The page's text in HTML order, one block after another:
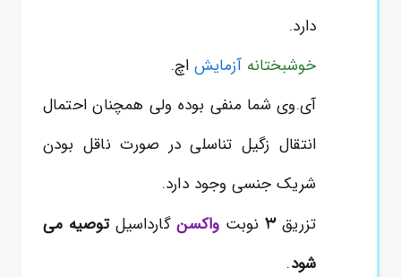
دارد.
خوشبختانه آزمایش اچ.
آی.وی شما منفی بوده ولی همچنان احتمال
انتقال زگیل تناسلی در صورت ناقل بودن
شریک جنسی وجود دارد.
تزریق3نوبت واکسنگارداسیلتوصیه می
شود.